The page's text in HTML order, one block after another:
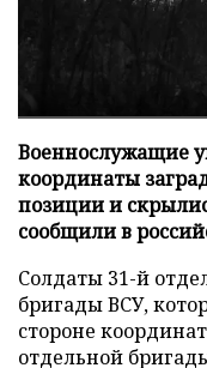
Военнослужащие
координаты
позиции и
сообщили в
Солдаты 31-й
бригады ВСУ,
стороне
отдельной